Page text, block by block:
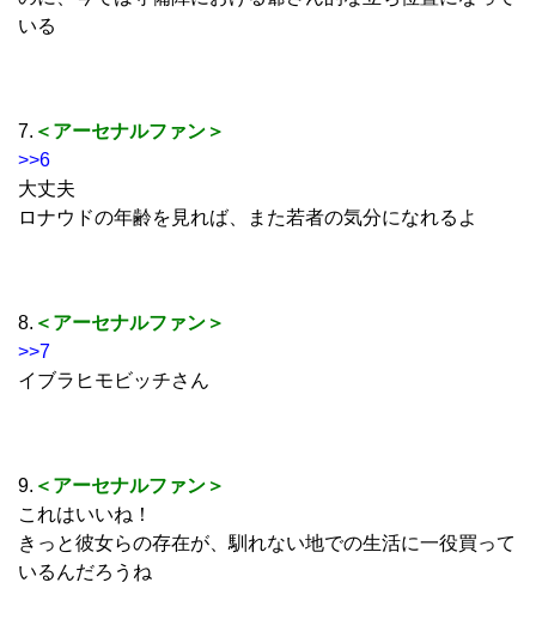
いる
7. ＜アーセナルファン＞
>>6
大丈夫
ロナウドの年齢を見れば、また若者の気分になれるよ
8. ＜アーセナルファン＞
>>7
イブラヒモビッチさん
9. ＜アーセナルファン＞
これはいいね！
きっと彼女らの存在が、馴れない地での生活に一役買って
いるんだろうね